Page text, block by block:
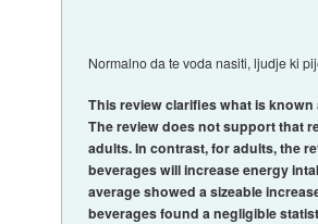
Normalno da te voda nasiti, ljudje ki
This review clarifies what is
The review does not support that
adults. In contrast, for adults, the
beverages will increase energy
average showed a sizeable
beverages found a negligible